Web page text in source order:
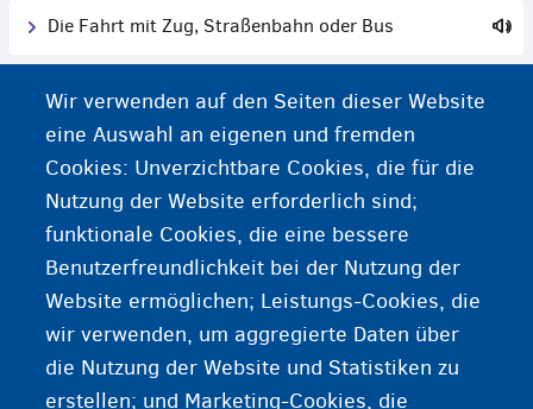
Die Fahrt mit Zug, Straßenbahn oder Bus
In Belgien Auto fahren
Ein belgischer Führerschein
Radfahren in Belgien
Reisen im Ausland während des Verfahrens
Wir verwenden auf den Seiten dieser Website
eine Auswahl an eigenen und fremden
Cookies: Unverzichtbare Cookies, die für die
Nutzung der Website erforderlich sind;
funktionale Cookies, die eine bessere
Benutzerfreundlichkeit bei der Nutzung der
Website ermöglichen; Leistungs-Cookies, die
wir verwenden, um aggregierte Daten über
die Nutzung der Website und Statistiken zu
erstellen; und Marketing-Cookies, die